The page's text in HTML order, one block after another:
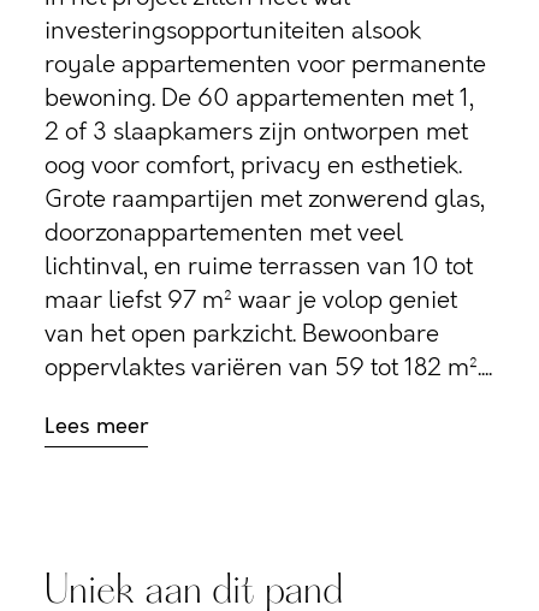
investeringsopportuniteiten alsook
royale appartementen voor permanente
bewoning. De 60 appartementen met 1,
2 of 3 slaapkamers zijn ontworpen met
oog voor comfort, privacy en esthetiek.
Grote raampartijen met zonwerend glas,
doorzonappartementen met veel
lichtinval, en ruime terrassen van 10 tot
maar liefst 97 m² waar je volop geniet
van het open parkzicht. Bewoonbare
oppervlaktes variëren van 59 tot 182 m²....
Lees meer
Uniek aan dit pand